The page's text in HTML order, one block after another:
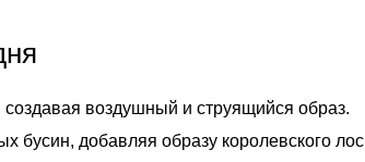
воздушный и струящийся образ.
добавляя образу королевского